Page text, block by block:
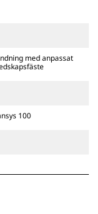
är kompatibla
hjulburna
även tillgängliga.
redskapsfästet
CW-
med anpassat
100